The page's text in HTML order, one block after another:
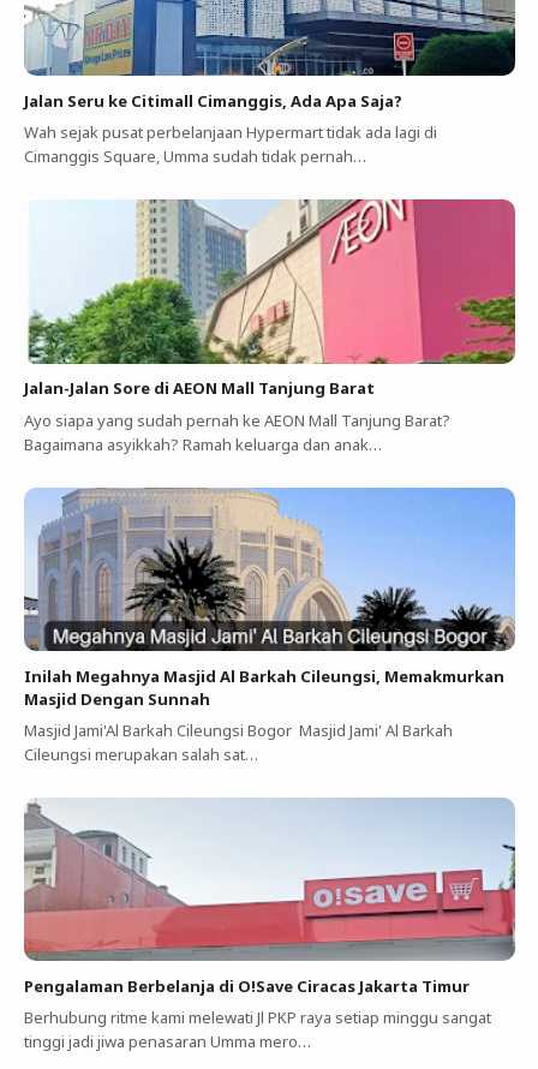
Jalan Seru ke Citimall Cimanggis, Ada Apa Saja?
Wah sejak pusat perbelanjaan Hypermart tidak ada lagi di
Cimanggis Square, Umma sudah tidak pernah…
Jalan-Jalan Sore di AEON Mall Tanjung Barat
Ayo siapa yang sudah pernah ke AEON Mall Tanjung Barat?
Bagaimana asyikkah? Ramah keluarga dan anak…
Inilah Megahnya Masjid Al Barkah Cileungsi, Memakmurkan
Masjid Dengan Sunnah
Masjid Jami'Al Barkah Cileungsi Bogor Masjid Jami' Al Barkah
Cileungsi merupakan salah sat…
Pengalaman Berbelanja di O!Save Ciracas Jakarta Timur
Berhubung ritme kami melewati Jl PKP raya setiap minggu sangat
tinggi jadi jiwa penasaran Umma mero…